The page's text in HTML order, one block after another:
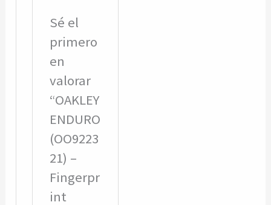
Sé el
primero
en
valorar
“OAKLEY
ENDURO
(OO9223
21) –
Fingerpr
int